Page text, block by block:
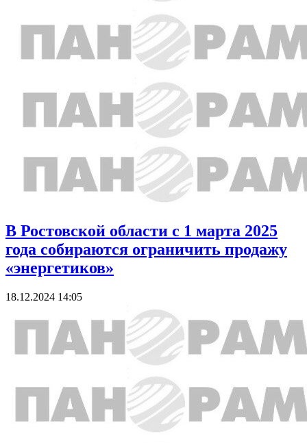
В Ростовской области с 1 марта 2025
года собираются ограничить продажу
«энергетиков»
18.12.2024 14:05